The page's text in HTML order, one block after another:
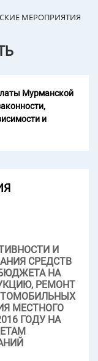
МЕРОПРИЯТИЯ
Мурманской
и
И
СРЕДСТВ
НА
РЕМОНТ
МЕСТНОГО
ГОДУ НА